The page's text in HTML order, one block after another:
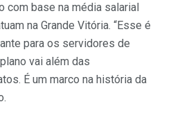
base na média salarial
na Grande Vitória. “Esse é
para os servidores de
vai além das
É um marco na história da